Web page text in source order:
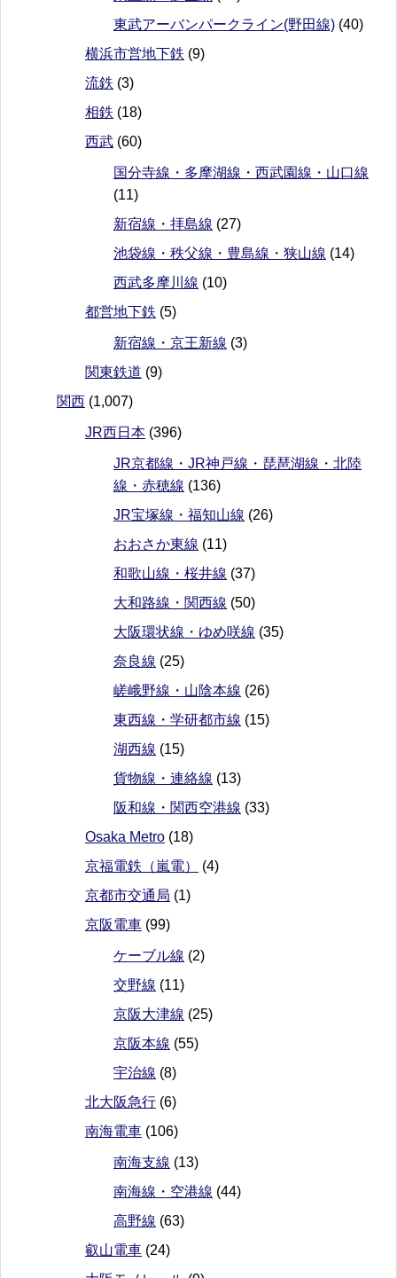
東武アーバンパークライン(野田線) (40)
横浜市営地下鉄 (9)
流鉄 (3)
相鉄 (18)
西武 (60)
国分寺線・多摩湖線・西武園線・山口線
(11)
新宿線・拝島線 (27)
池袋線・秩父線・豊島線・狭山線 (14)
西武多摩川線 (10)
都営地下鉄 (5)
新宿線・京王新線 (3)
関東鉄道 (9)
関西 (1,007)
JR西日本 (396)
JR京都線・JR神戸線・琵琶湖線・北陸
線・赤穂線 (136)
JR宝塚線・福知山線 (26)
おおさか東線 (11)
和歌山線・桜井線 (37)
大和路線・関西線 (50)
大阪環状線・ゆめ咲線 (35)
奈良線 (25)
嵯峨野線・山陰本線 (26)
東西線・学研都市線 (15)
湖西線 (15)
貨物線・連絡線 (13)
阪和線・関西空港線 (33)
Osaka Metro (18)
京福電鉄（嵐電）
(4)
京都市交通局 (1)
京阪電車 (99)
ケーブル線 (2)
交野線 (11)
京阪大津線 (25)
京阪本線 (55)
宇治線 (8)
北大阪急行 (6)
南海電車 (106)
南海支線 (13)
南海線・空港線 (44)
高野線 (63)
叡山電車 (24)